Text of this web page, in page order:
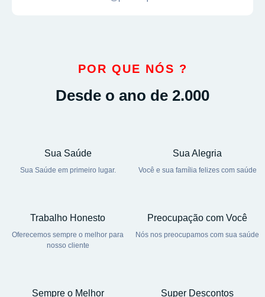
POR QUE NÓS ?
Desde o ano de 2.000
Sua Saúde
Sua Saúde em primeiro lugar.
Sua Alegria
Você e sua família felizes com saúde
Trabalho Honesto
Oferecemos sempre o melhor para
nosso cliente
Preocupação com Você
Nós nos preocupamos com sua saúde
Sempre o Melhor Super Descontos